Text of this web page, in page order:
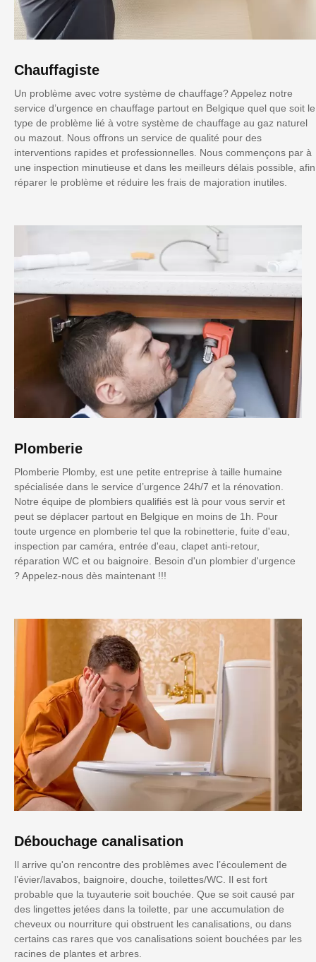
Chauffagiste
Un problème avec votre système de chauffage? Appelez notre
service d’urgence en chauffage partout en Belgique quel que soit le
type de problème lié à votre système de chauffage au gaz naturel
ou mazout. Nous offrons un service de qualité pour des
interventions rapides et professionnelles. Nous commençons par à
une inspection minutieuse et dans les meilleurs délais possible, afin
réparer le problème et réduire les frais de majoration inutiles.
Plomberie
Plomberie Plomby, est une petite entreprise à taille humaine
spécialisée dans le service d’urgence 24h/7 et la rénovation.
Notre équipe de plombiers qualifiés est là pour vous servir et
peut se déplacer partout en Belgique en moins de 1h. Pour
toute urgence en plomberie tel que la robinetterie, fuite d'eau,
inspection par caméra, entrée d'eau, clapet anti-retour,
réparation WC et ou baignoire. Besoin d'un plombier d'urgence
? Appelez-nous dès maintenant !!!
Débouchage canalisation
Il arrive qu'on rencontre des problèmes avec l’écoulement de
l’évier/lavabos, baignoire, douche, toilettes/WC. Il est fort
probable que la tuyauterie soit bouchée. Que se soit causé par
des lingettes jetées dans la toilette, par une accumulation de
cheveux ou nourriture qui obstruent les canalisations, ou dans
certains cas rares que vos canalisations soient bouchées par les
racines de plantes et arbres.